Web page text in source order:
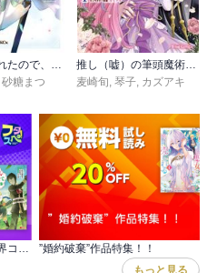
砂糖まつ
麦崎旬 琴子 カズアキ
”婚約破棄”作品特集！！
もっと見る